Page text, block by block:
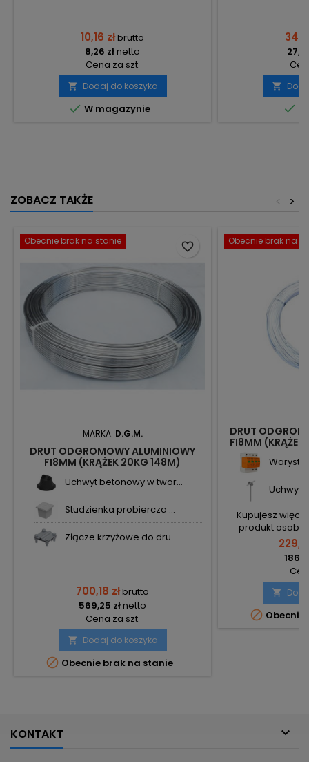
10,16 złbrutto
8,26 złnetto
Cena za szt.
 Dodaj do koszyka
 W magazynie


ZOBACZ TAKŻE >
<
Obecnie brak na stanie
MARKA: D.G.M.
DRUT ODGROMOWY ALUMINIOWY
FI8MM (KRĄŻEK 20KG 148M)
Uchwyt betonowy w twor...
Studzienka probiercza ...
Złącze krzyżowe do dru...
700,18 złbrutto
569,25 złnetto
Cena za szt.
 Dodaj do koszyka
 Obecnie brak na stanie
favorite_border Obecnie brak na
DRUT
FI8MM
Uchwyt
Kupujesz więcej
produkt


KONTAKT 